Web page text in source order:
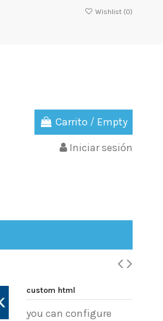
Wishlist (0)
Carrito / Empty
Iniciar sesión
custom html
you can configure